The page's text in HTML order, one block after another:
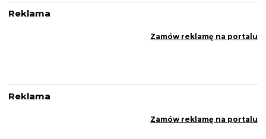
Reklama
Zamów reklamę na portalu
Reklama
Zamów reklamę na portalu